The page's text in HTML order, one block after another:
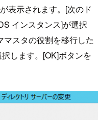
表示されます。[次のド
インスタンス]が選択
スタの役割を移行した
します。[OK]ボタンを